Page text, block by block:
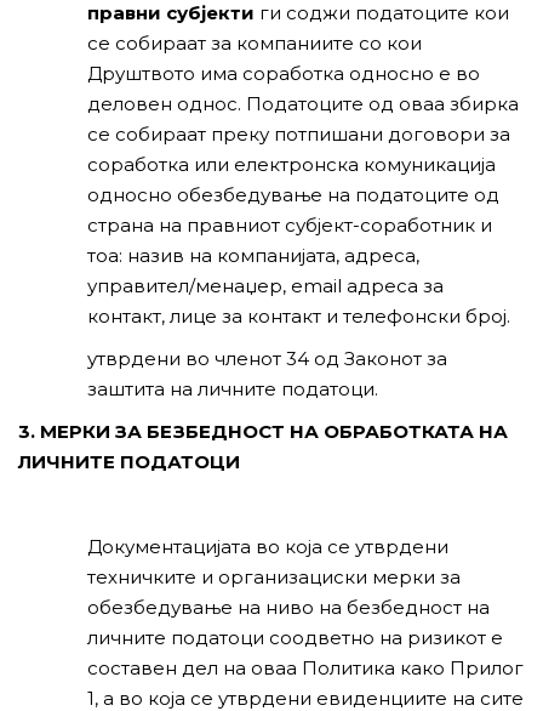
правни субјекти ги соджи податоците кои
се собираат за компаниите со кои
Друштвото има соработка односно е во
деловен однос. Податоците од оваа збирка
се собираат преку потпишани договори за
соработка или електронска комуникација
односно обезбедување на податоците од
страна на правниот субјект-соработник и
тоа: назив на компанијата, адреса,
управител/менаџер, email адреса за
контакт, лице за контакт и телефонски број.
утврдени во членот 34 од Законот за
заштита на личните податоци.
3. МЕРКИ ЗА БЕЗБЕДНОСТ НА ОБРАБОТКАТА НА
ЛИЧНИТЕ ПОДАТОЦИ
Документацијата во која се утврдени
техничките и организациски мерки за
обезбедување на ниво на безбедност на
личните податоци соодветно на ризикот е
составен дел на оваа Политика како Прилог
1, а во која се утврдени евиденциите на сите